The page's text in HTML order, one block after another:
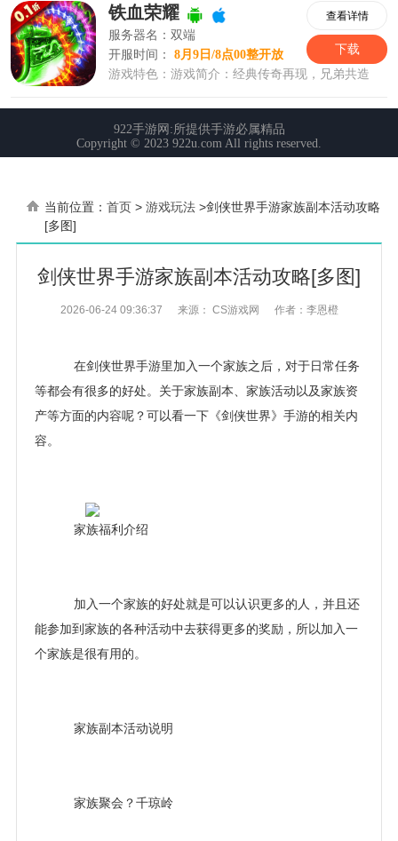
当前位置： 首页 > 游戏玩法 >剑侠世界手游家族副本活动攻略
[多图]
剑侠世界手游家族副本活动攻略[多图]
2026-06-24 09:36:37 来源： CS游戏网 作者：李恩橙
在剑侠世界手游里加入一个家族之后，对于日常任务
等都会有很多的好处。关于家族副本、家族活动以及家族资
产等方面的内容呢？可以看一下《剑侠世界》手游的相关内
容。
家族福利介绍
加入一个家族的好处就是可以认识更多的人，并且还
能参加到家族的各种活动中去获得更多的奖励，所以加入一
个家族是很有用的。
家族副本活动说明
家族聚会？千琼岭